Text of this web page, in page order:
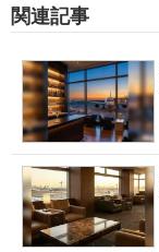
関連記事